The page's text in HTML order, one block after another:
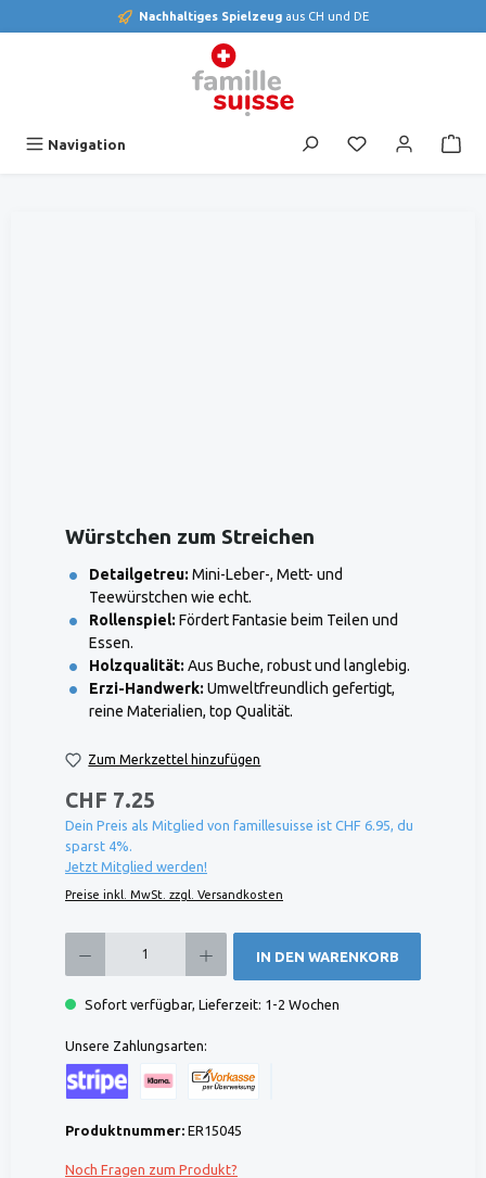
Nachhaltiges Spielzeug aus CH und DE
Navigation Du hast 0
Würstchen zum Streichen
Detailgetreu: Mini-Leber-, Mett- und
Teewürstchen wie echt.
Rollenspiel: Fördert Fantasie beim Teilen und
Essen.
Holzqualität: Aus Buche, robust und langlebig.
Erzi-Handwerk: Umweltfreundlich gefertigt,
reine Materialien, top Qualität.
Zum Merkzettel hinzufügen
CHF 7.25
Dein Preis als Mitglied von famillesuisse ist CHF 6.95, du
sparst 4%.
Jetzt Mitglied werden!
Preise inkl. MwSt. zzgl. Versandkosten
IN DEN WARENKORB
Sofort verfügbar, Lieferzeit: 1-2 Wochen
Unsere Zahlungsarten:
Produktnummer: ER15045
Noch Fragen zum Produkt?